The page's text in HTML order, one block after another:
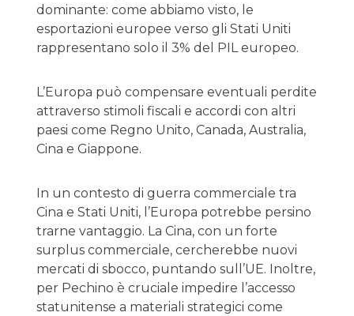
dominante: come abbiamo visto, le
esportazioni europee verso gli Stati Uniti
rappresentano solo il 3% del PIL europeo.
L’Europa può compensare eventuali perdite
attraverso stimoli fiscali e accordi con altri
paesi come Regno Unito, Canada, Australia,
Cina e Giappone.
In un contesto di guerra commerciale tra
Cina e Stati Uniti, l’Europa potrebbe persino
trarne vantaggio. La Cina, con un forte
surplus commerciale, cercherebbe nuovi
mercati di sbocco, puntando sull’UE. Inoltre,
per Pechino è cruciale impedire l’accesso
statunitense a materiali strategici come